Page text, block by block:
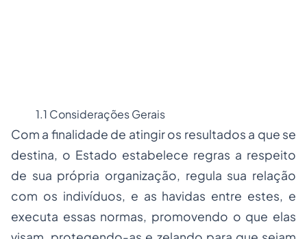
1.1 Considerações Gerais
Com a finalidade de atingir os resultados a que se
destina, o Estado estabelece regras a respeito
de sua própria organização, regula sua relação
com os indivíduos, e as havidas entre estes, e
executa essas normas, promovendo o que elas